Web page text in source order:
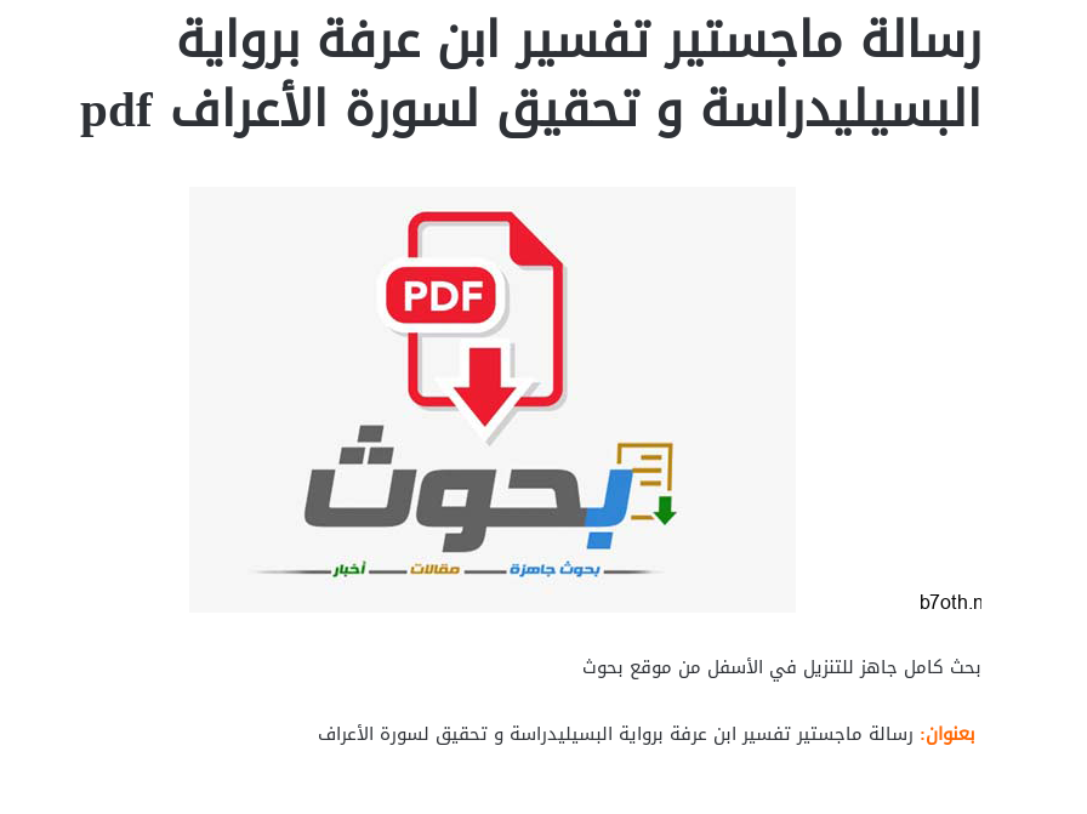
رسالة ماجستير تفسير ابن عرفة برواية
البسيليدراسة و تحقيق لسورة الأعراف pdf
بحث كامل جاهز للتنزيل في الأسفل من موقع بحوث
بعنوان: رسالة ماجستير تفسير ابن عرفة برواية البسيليدراسة و تحقيق لسورة الأعراف